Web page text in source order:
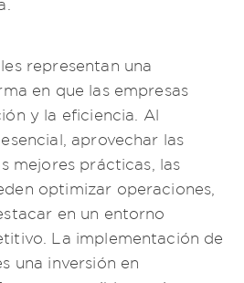
representan una
en que las empresas
y la eficiencia. Al
aprovechar las
mejores prácticas, las
optimizar operaciones,
en un entorno
La implementación de
una inversión en